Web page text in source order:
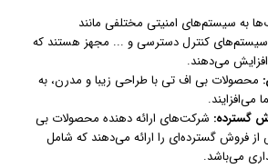
به سیستم‌های امنیتی مختلفی مانند
سیستم‌های کنترل دسترسی و ... مجهز هستند که
می‌دهند.
محصولات بی اف تی با طراحی زیبا و مدرن، به
می‌افزایند.
گسترده: شرکت‌های ارائه دهنده محصولات بی
فروش گسترده‌ای را ارائه می‌دهند که شامل
می‌باشد.